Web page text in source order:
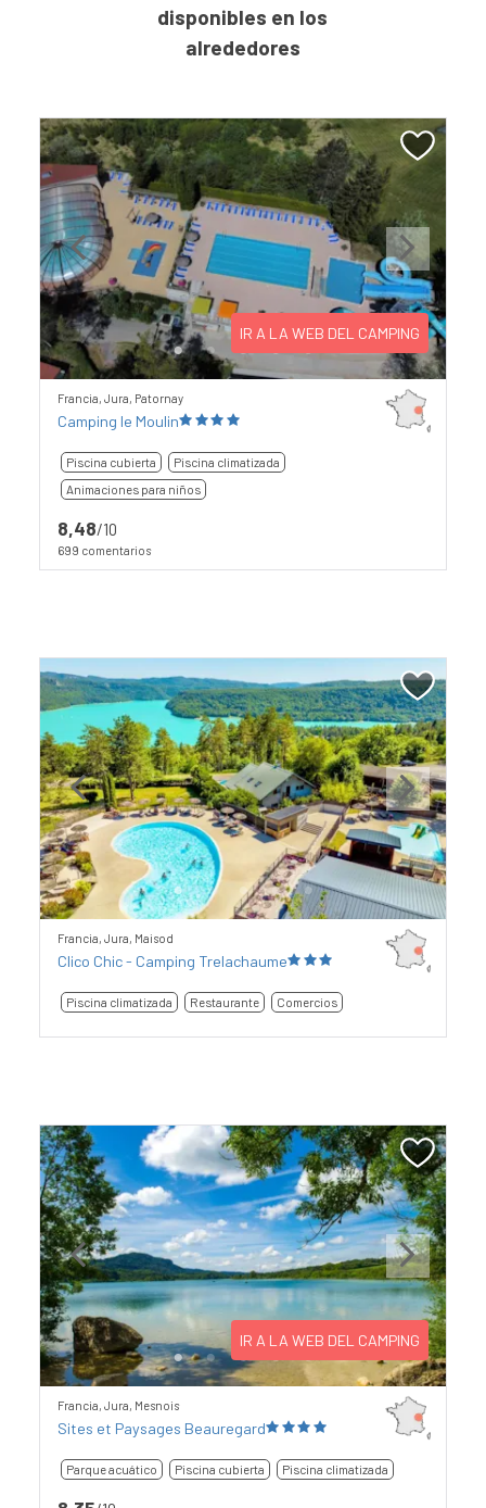
disponibles en los
alrededores
Previous Next
IR A LA WEB DEL CAMPING
Francia, Jura, Patornay
Camping le Moulin
Piscina cubierta
Piscina climatizada
Animaciones para niños
8,48/10
699 comentarios
Previous Next
Francia, Jura, Maisod
Clico Chic - Camping Trelachaume
Piscina climatizada Restaurante Comercios
Previous Next
IR A LA WEB DEL CAMPING
Francia, Jura, Mesnois
Sites et Paysages Beauregard
Parque acuático Piscina cubierta Piscina climatizada